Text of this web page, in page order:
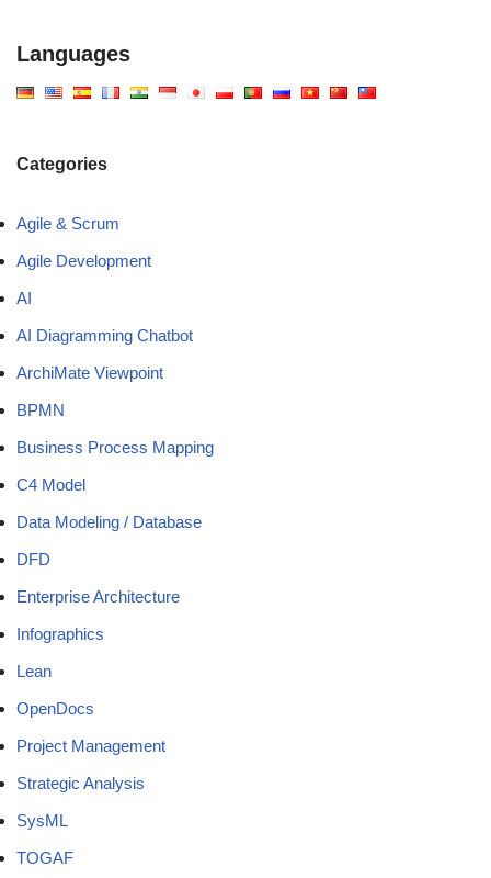
Languages
Categories
Agile & Scrum
Agile Development
AI
AI Diagramming Chatbot
ArchiMate Viewpoint
BPMN
Business Process Mapping
C4 Model
Data Modeling / Database
DFD
Enterprise Architecture
Infographics
Lean
OpenDocs
Project Management
Strategic Analysis
SysML
TOGAF